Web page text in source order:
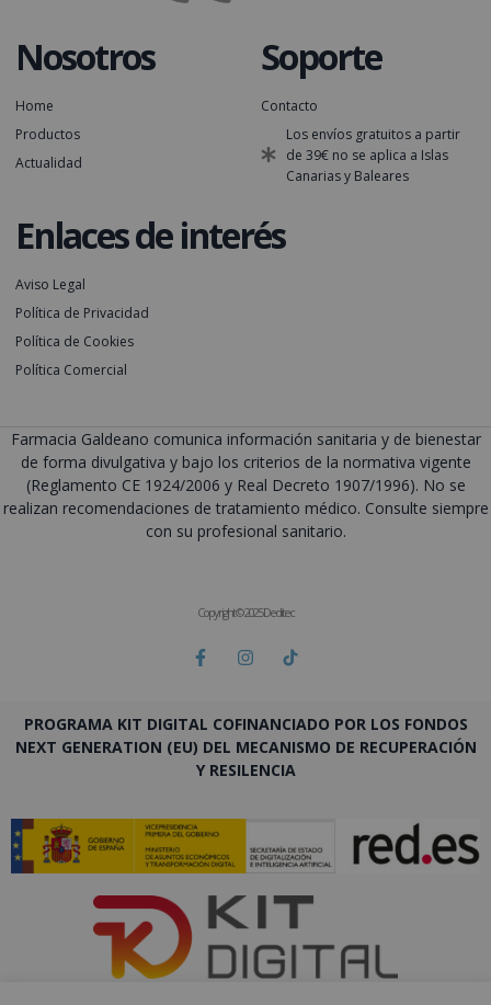
Nosotros
Home
Productos
Actualidad
Soporte
Contacto
Los envíos gratuitos a partir
de 39€ no se aplica a Islas
Canarias y Baleares
Enlaces de interés
Aviso Legal
Política de Privacidad
Política de Cookies
Política Comercial
Farmacia Galdeano comunica información sanitaria y de bienestar
de forma divulgativa y bajo los criterios de la normativa vigente
(Reglamento CE 1924/2006 y Real Decreto 1907/1996). No se
realizan recomendaciones de tratamiento médico. Consulte siempre
con su profesional sanitario.
Copyright © 2025 Deditec
PROGRAMA KIT DIGITAL COFINANCIADO POR LOS FONDOS
NEXT GENERATION (EU) DEL MECANISMO DE RECUPERACIÓN
Y RESILENCIA